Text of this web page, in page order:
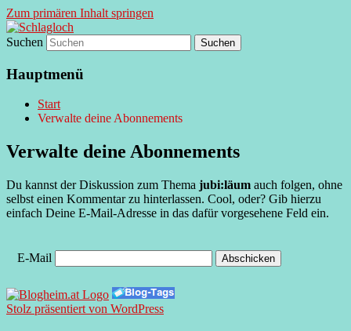
Zum primären Inhalt springen
Schlagloch
supersberger taggedanken
Suchen
Hauptmenü
Start
Verwalte deine Abonnements
Verwalte deine Abonnements
Du kannst der Diskussion zum Thema jubi:läum auch folgen, ohne
selbst einen Kommentar zu hinterlassen. Cool, oder? Gib hierzu
einfach Deine E-Mail-Adresse in das dafür vorgesehene Feld ein.
E-Mail
Stolz präsentiert von WordPress